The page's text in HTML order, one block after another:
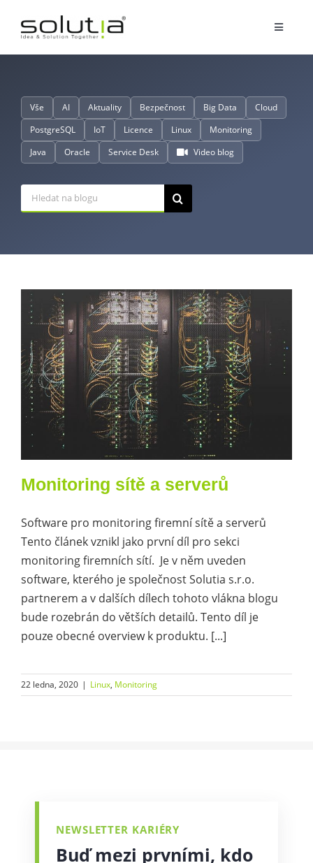
Toggle
Partnerství
O nás
Reference
Kariéra
Kontakt
Vše AI Aktuality Bezpečnost Big Data
Cloud
PostgreSQL
IoT Licence Linux
Monitoring
Java
Oracle Service Desk Video blog
Hledat:
Monitoring sítě a serverů
Software pro monitoring firemní sítě a serverů
Tento článek vznikl jako první díl pro sekci
monitoring firemních sítí. Je v něm uveden
software, kterého je společnost Solutia s.r.o.
partnerem a v dalších dílech tohoto vlákna blogu
bude rozebrán do větších detailů. Tento díl je
pouze obecné overview k produktu. [...]
22 ledna, 2020 | Linux, Monitoring
NEWSLETTER KARIÉRY
Buď mezi prvními, kdo